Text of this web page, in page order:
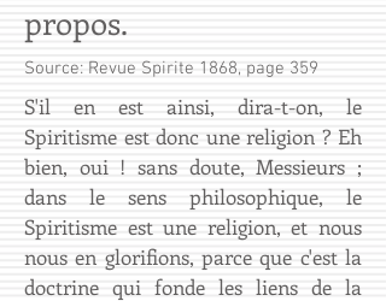
propos.
Source: Revue Spirite 1868, page 359
S'il en est ainsi, dira-t-on, le
Spiritisme est donc une religion ? Eh
bien, oui ! sans doute, Messieurs ;
dans le sens philosophique, le
Spiritisme est une religion, et nous
nous en glorifions, parce que c'est la
doctrine qui fonde les liens de la